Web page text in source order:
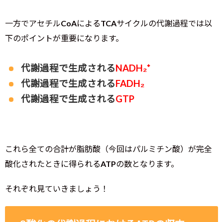
一方でアセチルCoAによるTCAサイクルの代謝過程では以
下のポイントが重要になります。
代謝過程で生成されるNADH₂⁺
代謝過程で生成されるFADH₂
代謝過程で生成されるGTP
これら全ての合計が脂肪酸（今回はパルミチン酸）が完全
酸化されたときに得られるATPの数となります。
それぞれ見ていきましょう！